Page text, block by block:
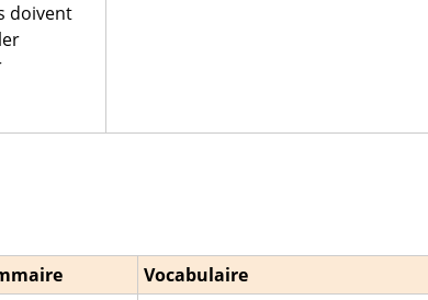
doivent
Vocabulaire